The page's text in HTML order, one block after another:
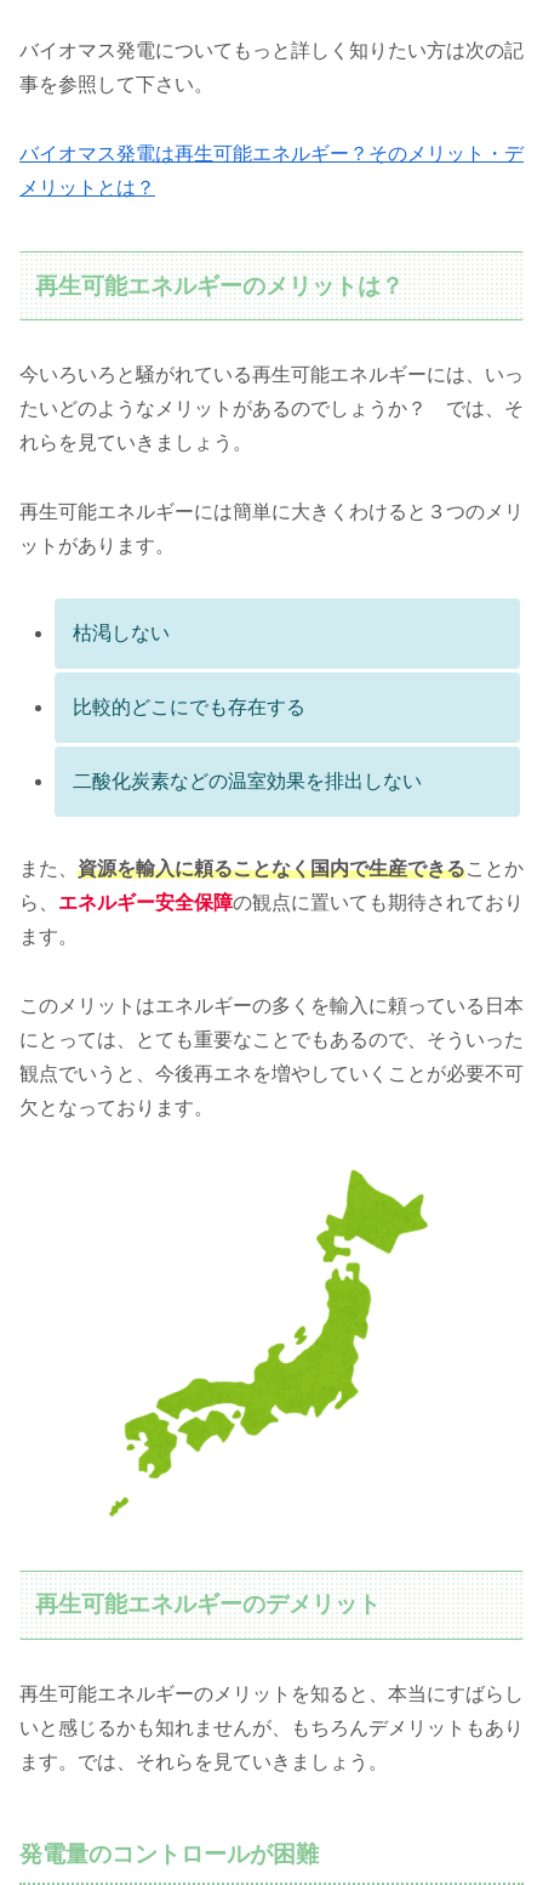
バイオマス発電についてもっと詳しく知りたい方は次の記
事を参照して下さい。
バイオマス発電は再生可能エネルギー？そのメリット・デ
メリットとは？
再生可能エネルギーのメリットは？
今いろいろと騒がれている再生可能エネルギーには、いっ
たいどのようなメリットがあるのでしょうか？ では、そ
れらを見ていきましょう。
再生可能エネルギーには簡単に大きくわけると３つのメリ
ットがあります。
枯渇しない
比較的どこにでも存在する
二酸化炭素などの温室効果を排出しない
また、 資源を輸入に頼ることなく国内で生産できることか
ら、 エネルギー安全保障の観点に置いても期待されており
ます。
このメリットはエネルギーの多くを輸入に頼っている日本
にとっては、とても重要なことでもあるので、そういった
観点でいうと、今後再エネを増やしていくことが必要不可
欠となっております。
再生可能エネルギーのデメリット
再生可能エネルギーのメリットを知ると、本当にすばらし
いと感じるかも知れませんが、もちろんデメリットもあり
ます。では、それらを見ていきましょう。
発電量のコントロールが困難